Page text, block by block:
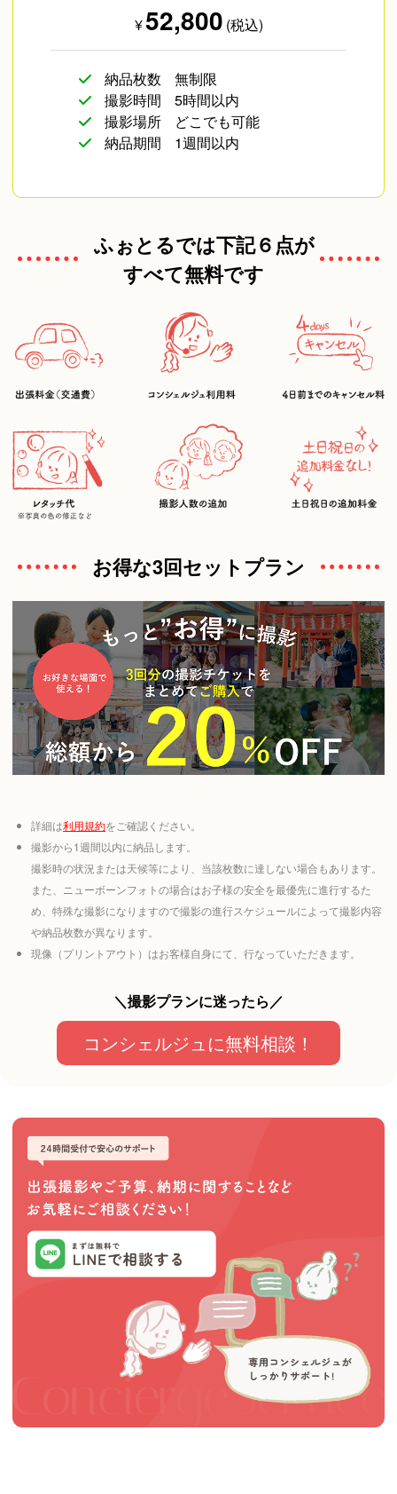
¥52,800 (税込)
納品枚数
無制限
撮影時間
5時間以内
撮影場所
どこでも可能
納品期間
1週間以内
ふぉとるでは下記６点が
すべて無料です
お得な3回セットプラン
詳細は利用規約をご確認ください。
撮影から1週間以内に納品します。
撮影時の状況または天候等により、当該枚数に達しない場合もあります。
また、ニューボーンフォトの場合はお子様の安全を最優先に進行するた
め、特殊な撮影になりますので撮影の進行スケジュールによって撮影内容
や納品枚数が異なります。
現像（プリントアウト）はお客様自身にて、行なっていただきます。
＼撮影プランに迷ったら／
コンシェルジュに無料相談！